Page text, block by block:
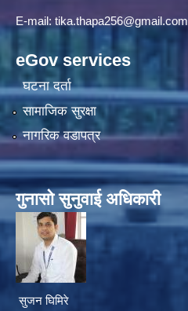
E-mail: tika.thapa256@gmail.com
eGov services
घटना दर्ता
सामाजिक सुरक्षा
नागरिक वडापत्र
गुनासाे सुनुवाई अधिकारी
सुजन घिमिरे